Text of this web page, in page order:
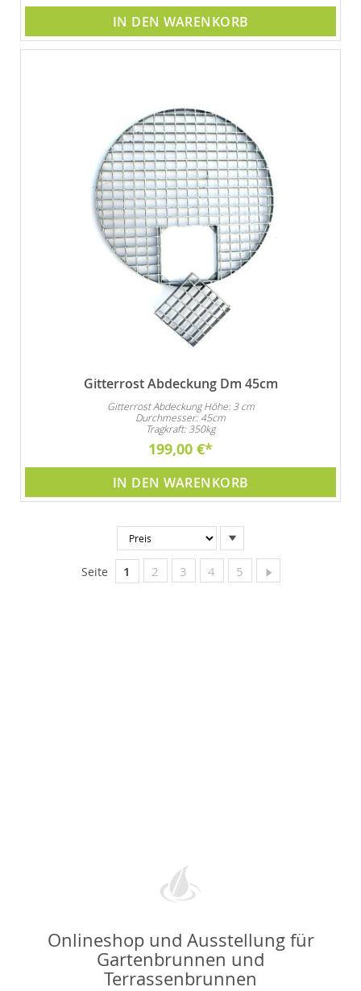
IN DEN WARENKORB
Gitterrost Abdeckung Dm 45cm
Gitterrost Abdeckung Höhe: 3 cm
Durchmesser: 45cm
Tragkraft: 350kg
199,00 €
IN DEN WARENKORB
absteigender
Reihenfolge
Seite Sie lesen gerade Seite
1 Seite
2 Seite
3 Seite
4 Seite
5
Onlineshop und Ausstellung für
Gartenbrunnen und
Terrassenbrunnen